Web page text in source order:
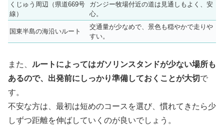
くじゅう周辺（県道669号
線）
ガンジー牧場付近の道は見通しもよく、安
心。
国東半島の海沿いルート
交通量が少なめで、景色も穏やかで走りや
すい。
また、 ルートによってはガソリンスタンドが少ない場所も
あるので、出発前にしっかり準備しておくことが大切 で
す。
不安な方は、最初は短めのコースを選び、慣れてきたら少
しずつ距離を伸ばしていくのが良いでしょう。